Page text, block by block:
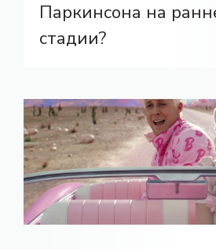
Паркинсона на
стадии?